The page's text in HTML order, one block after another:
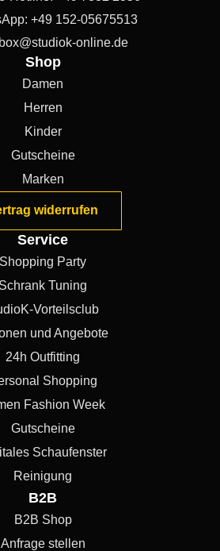
+49 152-05675513
online.de
Shop
Damen
Herren
Kinder
Gutscheine
Marken
widerrufen
Service
Shopping Party
Schrank Tuning
Vorteilsclub
und Angebote
24h Outfitting
Shopping
Fashion Week
Gutscheine
Schaufenster
Reinigung
B2B
B2B Shop
Anfrage stellen